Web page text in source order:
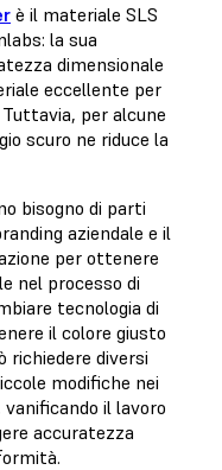
è il materiale SLS
la sua
dimensionale
eccellente per
per alcune
scuro ne riduce la
bisogno di parti
aziendale e il
per ottenere
nel processo di
tecnologia di
il colore giusto
richiedere diversi
modifiche nei
il lavoro
accuratezza